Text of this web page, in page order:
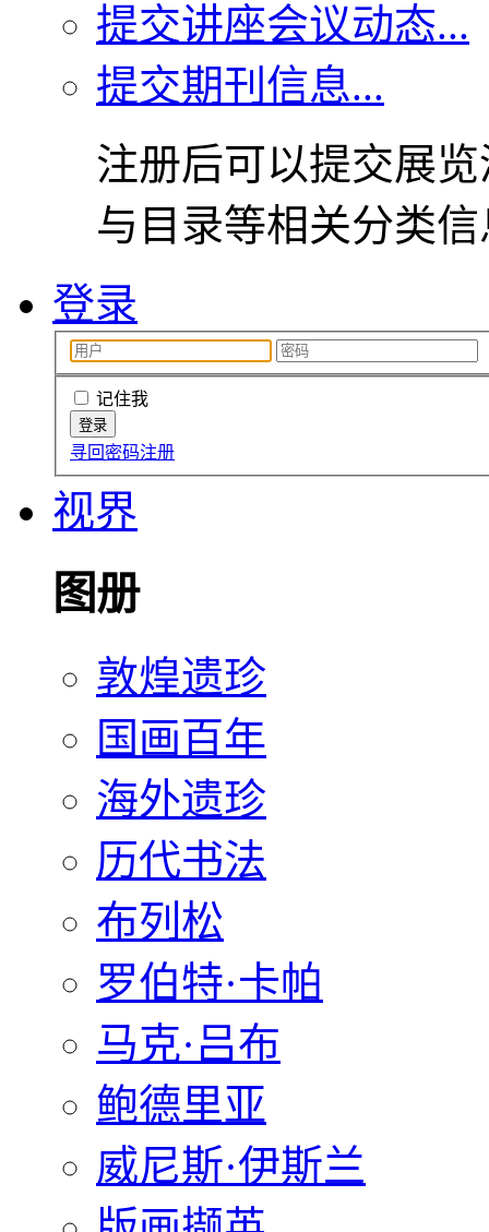
提交讲座会议动态...
提交期刊信息...
注册后可以提交展
与目录等相关分类
登录
记住我
寻回密码注册
视界
图册
敦煌遗珍
国画百年
海外遗珍
历代书法
布列松
罗伯特·卡帕
马克·吕布
鲍德里亚
威尼斯·伊斯兰